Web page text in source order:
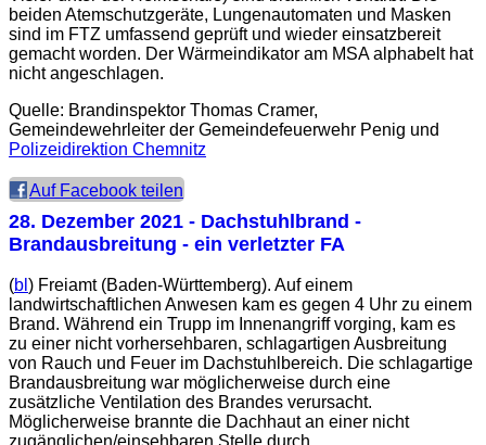
beiden Atemschutzgeräte, Lungenautomaten und Masken
sind im FTZ umfassend geprüft und wieder einsatzbereit
gemacht worden. Der Wärmeindikator am MSA alphabelt hat
nicht angeschlagen.
Quelle: Brandinspektor Thomas Cramer,
Gemeindewehrleiter der Gemeindefeuerwehr Penig und
Polizeidirektion Chemnitz
Auf Facebook teilen
28. Dezember 2021 - Dachstuhlbrand -
Brandausbreitung - ein verletzter FA
(bl ) Freiamt (Baden-Württemberg). Auf einem
landwirtschaftlichen Anwesen kam es gegen 4 Uhr zu einem
Brand. Während ein Trupp im Innenangriff vorging, kam es
zu einer nicht vorhersehbaren, schlagartigen Ausbreitung
von Rauch und Feuer im Dachstuhlbereich. Die schlagartige
Brandausbreitung war möglicherweise durch eine
zusätzliche Ventilation des Brandes verursacht.
Möglicherweise brannte die Dachhaut an einer nicht